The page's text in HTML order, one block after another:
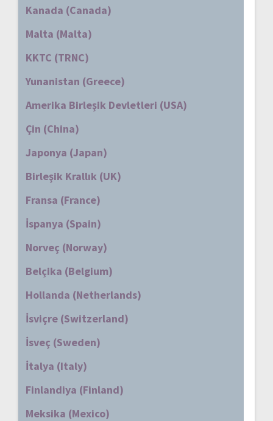
Kanada (Canada)
Malta (Malta)
KKTC (TRNC)
Yunanistan (Greece)
Amerika Birleşik Devletleri (USA)
Çin (China)
Japonya (Japan)
Birleşik Krallık (UK)
Fransa (France)
İspanya (Spain)
Norveç (Norway)
Belçika (Belgium)
Hollanda (Netherlands)
İsviçre (Switzerland)
İsveç (Sweden)
İtalya (Italy)
Finlandiya (Finland)
Meksika (Mexico)